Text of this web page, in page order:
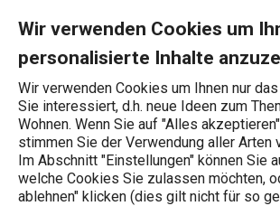
Wir verwenden Cookies um
personalisierte Inhalte
Wir verwenden Cookies um Ihnen nur
Sie interessiert, d.h. neue Ideen zum
Wohnen. Wenn Sie auf "Alles
stimmen Sie der Verwendung aller Arten
Im Abschnitt "Einstellungen" können Sie
welche Cookies Sie zulassen möchten,
ablehnen" klicken (dies gilt nicht für so
Wonach suchen Sie?
Töpfe
Normale Töpfe
TESCOMA-Töpfe zeichnen sich durch